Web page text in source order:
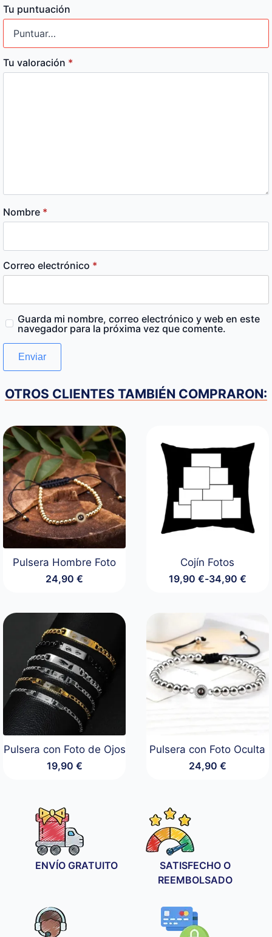
Tu puntuación
Tu valoración *
Nombre *
Correo electrónico *
Guarda mi nombre, correo electrónico y web en este
navegador para la próxima vez que comente.
OTROS CLIENTES TAMBIÉN COMPRARON:
Pulsera Hombre Foto
24,90€
Cojín Fotos
19,90 €-34,90 €
Rango
desde
19,90 €
hasta
34,90 €
Pulsera con Foto de Ojos
19,90 €
Pulsera con Foto Oculta
24,90 €
ENVÍO GRATUITO
SATISFECHO O
REEMBOLSADO